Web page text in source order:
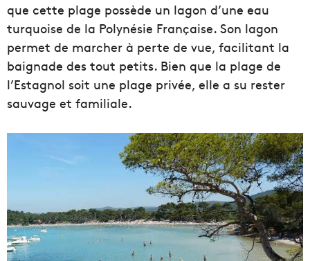
que cette plage possède un lagon d’une eau
turquoise de la Polynésie Française. Son lagon
permet de marcher à perte de vue, facilitant la
baignade des tout petits. Bien que la plage de
l’Estagnol soit une plage privée, elle a su rester
sauvage et familiale.